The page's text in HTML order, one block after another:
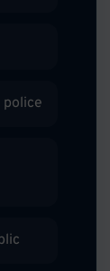
police